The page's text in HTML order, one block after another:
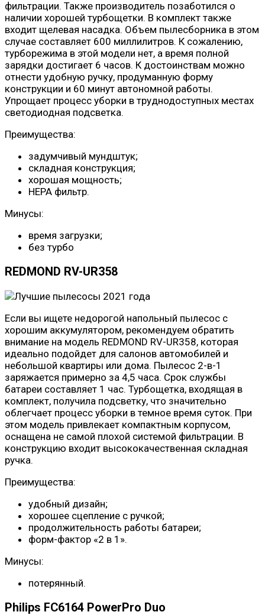
фильтрации. Также производитель позаботился о
наличии хорошей турбощетки. В комплект также
входит щелевая насадка. Объем пылесборника в этом
случае составляет 600 миллилитров. К сожалению,
турборежима в этой модели нет, а время полной
зарядки достигает 6 часов. К достоинствам можно
отнести удобную ручку, продуманную форму
конструкции и 60 минут автономной работы.
Упрощает процесс уборки в труднодоступных местах
светодиодная подсветка.
Преимущества:
задумчивый мундштук;
складная конструкция;
хорошая мощность;
НЕРА фильтр.
Минусы:
время загрузки;
без турбо
REDMOND RV-UR358
Если вы ищете недорогой напольный пылесос с
хорошим аккумулятором, рекомендуем обратить
внимание на модель REDMOND RV-UR358, которая
идеально подойдет для салонов автомобилей и
небольшой квартиры или дома. Пылесос 2-в-1
заряжается примерно за 4,5 часа. Срок службы
батареи составляет 1 час. Турбощетка, входящая в
комплект, получила подсветку, что значительно
облегчает процесс уборки в темное время суток. При
этом модель привлекает компактным корпусом,
оснащена не самой плохой системой фильтрации. В
конструкцию входит высококачественная складная
ручка.
Преимущества:
удобный дизайн;
хорошее сцепление с ручкой;
продолжительность работы батареи;
форм-фактор «2 в 1».
Минусы:
потерянный.
Philips FC6164 PowerPro Duo